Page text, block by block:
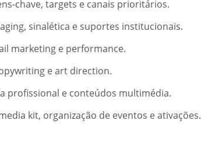
chave, targets e canais prioritários.
sinalética e suportes institucionais.
marketing e performance.
e art direction.
profissional e conteúdos multimédia.
kit, organização de eventos e ativações.